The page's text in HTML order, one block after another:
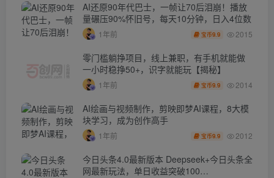
AI还原90年代巴士，一帧让70后泪崩！播放
量碾压90%怀旧号，每天10分钟，日入4位数
1年前 宝币9.9 2015
零门槛躺挣项目，线上兼职，有手机就能做
一小时稳挣50+，识字就能玩【揭秘】
1年前 宝币9.9 2014
AI绘画与视频制作，剪映即梦AI课程，8大模
块学习，成为创作高手
1年前 宝币9.9 2012
今日头条4.0最新版本 Deepseek+今日头条全
网最新玩法，单日收益突破100…